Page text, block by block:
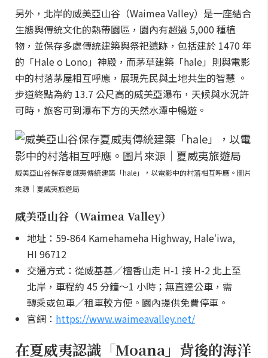
另外，北岸的威美亞山谷（Waimea Valley）是一座結合
生態與傳統文化的熱帶園區，園內有超過 5,000 種植
物，並保存多處傳統建築與祭祀遺跡，包括建於 1470 年
的「Hale o Lono」神殿，而茅草建築「hale」則與電影
中的村落茅屋相互呼應，展現先民與土地共生的智慧 。
步道終點為約 13.7 公尺高的威美亞瀑布，天候與水況許
可時，旅客可到瀑布下方的天然水潭中暢遊。
威美亞山谷保存夏威夷傳統建築「hale」，以電影中的村落相互呼應。圖片
來源｜夏威夷旅遊局
威美亞山谷（Waimea Valley）
地址：59-864 Kamehameha Highway, Haleʻiwa,
HI 96712
交通方式：從威基基／檀香山走 H-1 接 H-2 北上至
北岸，車程約 45 分鐘～1 小時；無直達公車，需
轉乘或包車／租車較方便。園內提供免費停車。
官網： https://www.waimeavalley.net/
在夏威夷認識「Moana」背後的海洋